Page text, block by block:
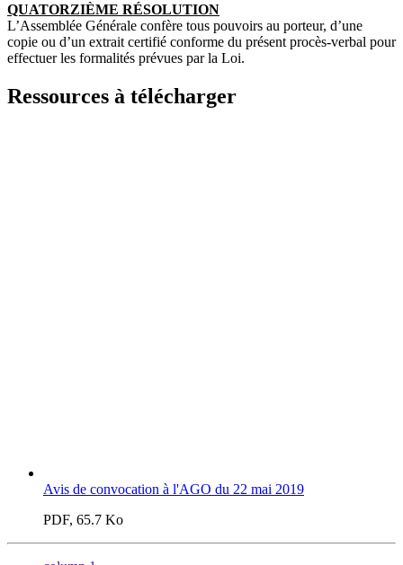
QUATORZIÈME RÉSOLUTION
L’Assemblée Générale confère tous pouvoirs au porteur, d’une
copie ou d’un extrait certifié conforme du présent procès-verbal pour
effectuer les formalités prévues par la Loi.
Ressources à télécharger
Avis de convocation à l'AGO du 22 mai 2019
PDF, 65.7 Ko